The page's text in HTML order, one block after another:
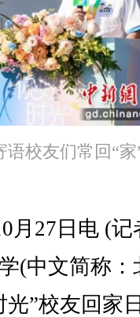
校友们常回“
27日电 (记
(中文简称：
”校友回家